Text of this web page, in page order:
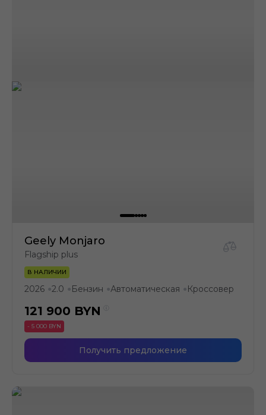
Geely Monjaro
Flagship plus
В НАЛИЧИИ
2026 ●2.0 ● Бензин ●Автоматическая ● Кроссовер
121 900 BYN
- 5 000 BYN
Получить предложение